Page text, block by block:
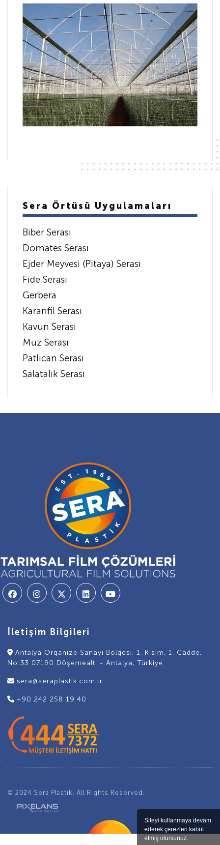
Siteyi kullanmaya devam
ederek çerezleri kabul
etmiş olursunuz.
Sera Örtüsü Uygulamaları
Biber Serası
Domates Serası
Ejder Meyvesi (Pitaya) Serası
Fide Serası
Gerbera
Karanfil Serası
Kavun Serası
Muz Serası
Patlıcan Serası
Salatalık Serası
İletişim Bilgileri
Antalya Organize Sanayi Bölgesi, 1. Kısım, 1. Cadde,
No:33 07190 Döşemealtı - Antalya, Türkiye
sera@seraplastik.com.tr
+90 242 258 19 40
© 2024 Sera Plastik. All Rights Reserved.